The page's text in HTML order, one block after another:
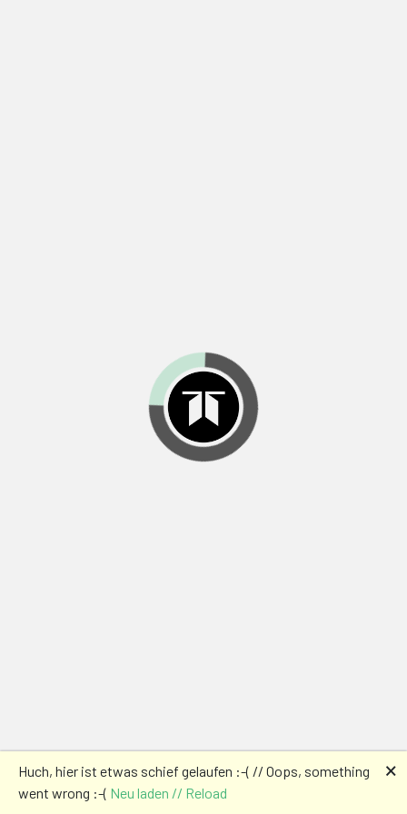
Huch, hier ist etwas schief gelaufen :-( // Oops, something
went wrong :-( Neu laden // Reload
🗙